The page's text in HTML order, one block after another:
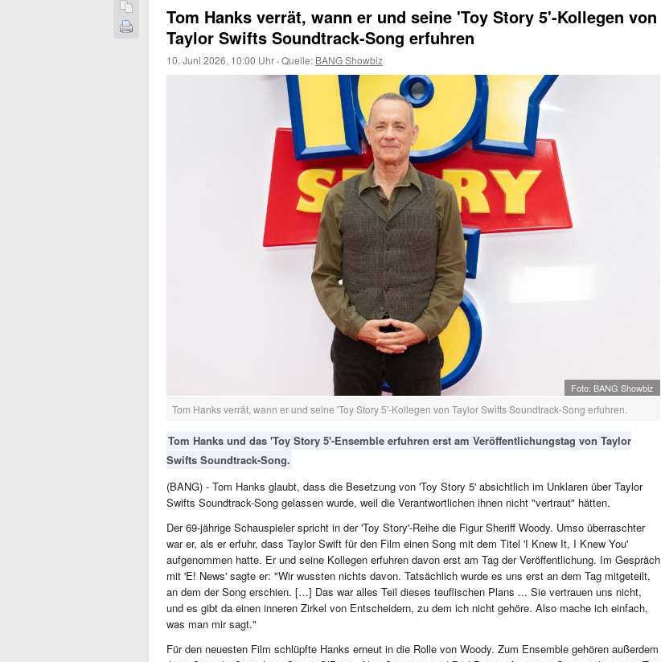
Tom Hanks verrät, wann er und seine 'Toy Story 5'-Kollegen von
Taylor Swifts Soundtrack-Song erfuhren
10. Juni 2026, 10:00 Uhr ·Quelle: BANG Showbiz
Foto: BANG Showbiz
Tom Hanks verrät, wann er und seine 'Toy Story 5'-Kollegen von Taylor Swifts Soundtrack-Song erfuhren.
Tom Hanks und das 'Toy Story 5'-Ensemble erfuhren erst am Veröffentlichungstag von Taylor
Swifts Soundtrack-Song.
(BANG) - Tom Hanks glaubt, dass die Besetzung von 'Toy Story 5' absichtlich im Unklaren über Taylor
Swifts Soundtrack-Song gelassen wurde, weil die Verantwortlichen ihnen nicht "vertraut" hätten.
Der 69-jährige Schauspieler spricht in der 'Toy Story'-Reihe die Figur Sheriff Woody. Umso überraschter
war er, als er erfuhr, dass Taylor Swift für den Film einen Song mit dem Titel 'I Knew It, I Knew You'
aufgenommen hatte. Er und seine Kollegen erfuhren davon erst am Tag der Veröffentlichung. Im Gespräch
mit 'E! News' sagte er: "Wir wussten nichts davon. Tatsächlich wurde es uns erst an dem Tag mitgeteilt,
an dem der Song erschien. […] Das war alles Teil dieses teuflischen Plans ... Sie vertrauen uns nicht,
und es gibt da einen inneren Zirkel von Entscheidern, zu dem ich nicht gehöre. Also mache ich einfach,
was man mir sagt."
Für den neuesten Film schlüpfte Hanks erneut in die Rolle von Woody. Zum Ensemble gehören außerdem